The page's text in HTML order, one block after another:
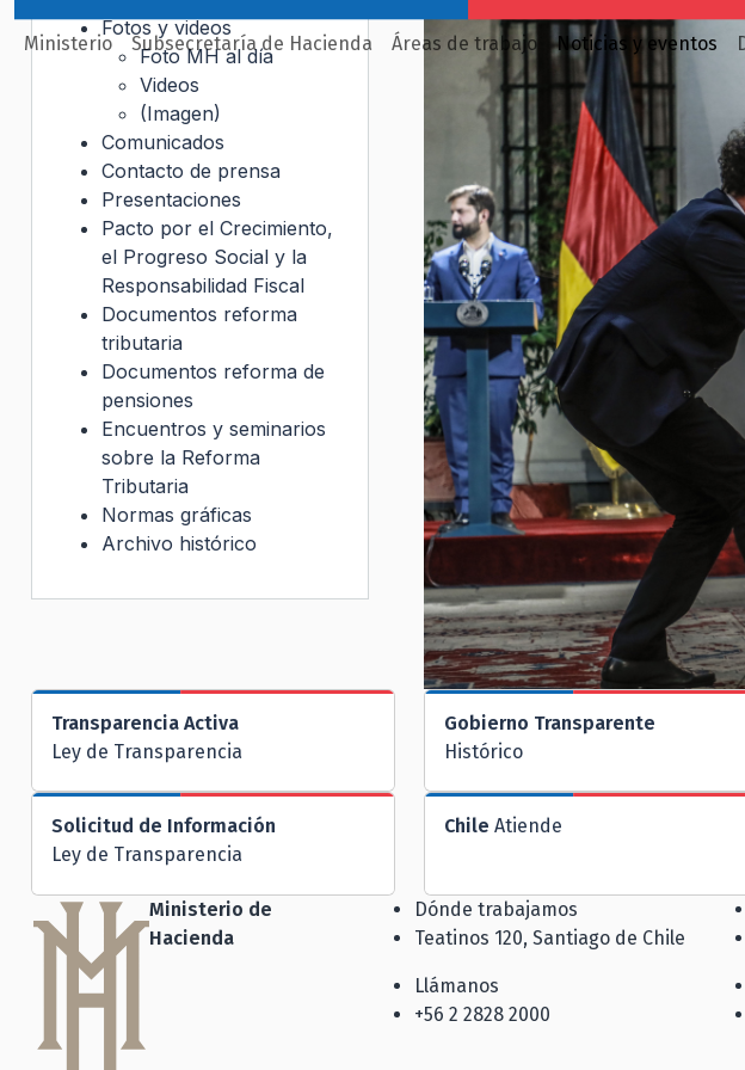
Ministerio Subsecretaría de Hacienda Áreas de trabajo Noticias y eventos
Fotos y videos
Foto MH al día
Videos
(Imagen)
Comunicados
Contacto de prensa
Presentaciones
Pacto por el Crecimiento,
el Progreso Social y la
Responsabilidad Fiscal
Documentos reforma
tributaria
Documentos reforma de
pensiones
Encuentros y seminarios
sobre la Reforma
Tributaria
Normas gráficas
Archivo histórico
Transparencia Activa
Ley de Transparencia
Gobierno Transparente
Histórico
Solicitud de Información
Ley de Transparencia
Chile Atiende
Ministerio de
Hacienda
Dónde trabajamos
Teatinos 120, Santiago de Chile
Llámanos
+56 2 2828 2000